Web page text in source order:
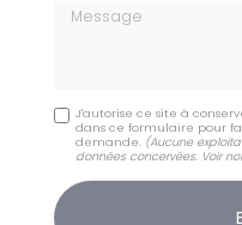
Message
J'autorise ce site à
dans ce formulaire pour
demande. (Aucune
données concervées. Voir